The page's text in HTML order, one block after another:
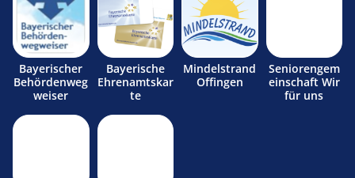
Bayerischer
Behördenweg
weiser
Bayerische
Ehrenamtskar
te
Mindelstrand
Offingen
Seniorengem
einschaft Wir
für uns